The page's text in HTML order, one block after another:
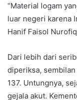
“Material logam
luar negeri karena
Hanif Faisol
Dari lebih dari
diperiksa,
137. Untungnya,
gejala akut.